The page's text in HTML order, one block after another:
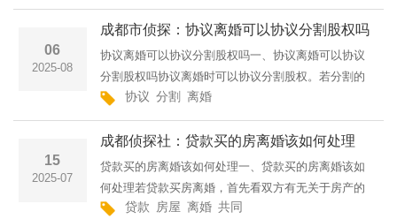
本就是父母遗产的法定继承人之一。哪怕父母结束婚
姻关系，孩子对父母···
06
2025-08
成都市侦探：协议离婚可以协议分割股权吗
协议离婚可以协议分割股权吗一、协议离婚可以协议
分割股权吗协议离婚时可以协议分割股权。若分割的
是有限责任公司股权，夫妻双方协商一致将出资额部
分或者全部转让给该股东的配偶，过半数股东同意、
其他股东明确表示···
协议 分割 离婚
15
2025-07
成都侦探社：贷款买的房离婚该如何处理
贷款买的房离婚该如何处理一、贷款买的房离婚该如
何处理若贷款买房离婚，首先看双方有无关于房产的
约定。有约定依约定处理。若协商不成，对于婚后共
贷款 房屋 离婚 共同